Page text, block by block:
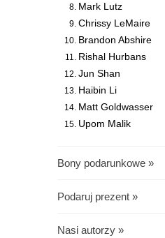
Mark Lutz
Chrissy LeMaire
Brandon Abshire
Rishal Hurbans
Jun Shan
Haibin Li
Matt Goldwasser
Upom Malik
Bony podarunkowe »
Podaruj prezent »
Nasi autorzy »